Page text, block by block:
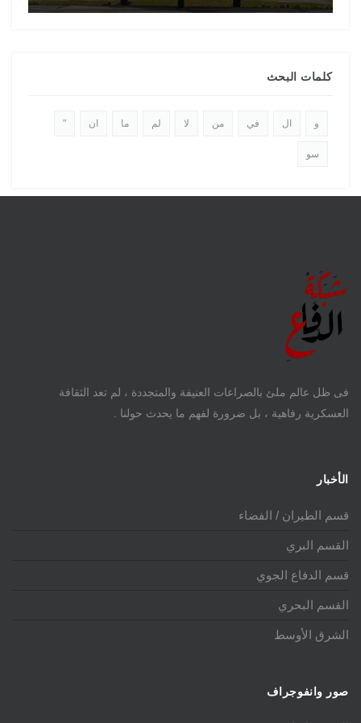
كلمات البحث
و ال في من لا لم ما ان "
سو
فى ظل عالم ملئ بالصراعات العنيفة والمتجددة ، لم تعد الثقافة
العسكرية رفاهية ، بل ضرورة لفهم ما يحدث حولنا .
الأخبار
قسم الطيران / الفضاء
القسم البري
قسم الدفاع الجوي
القسم البحري
الشرق الأوسط
صور وانفوجراف